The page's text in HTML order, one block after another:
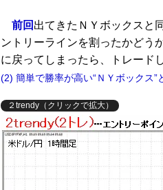
前回 出てきたＮＹボックスと
ントリーラインを割ったかどう
に戻ってしまったら、トレード
(2) 簡単で勝率が高い“ＮＹボックス”
２trendy（クリックで拡大）